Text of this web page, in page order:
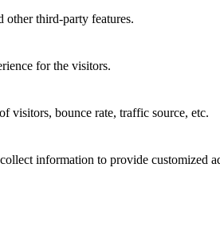
other third-party features.
for the visitors.
visitors, bounce rate, traffic source, etc.
information to provide customized